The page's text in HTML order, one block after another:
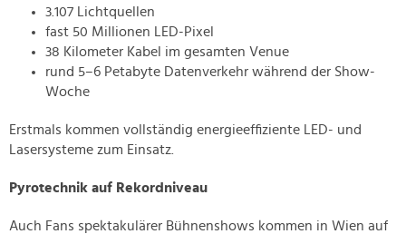
3.107 Lichtquellen
fast 50 Millionen LED-Pixel
38 Kilometer Kabel im gesamten Venue
rund 5–6 Petabyte Datenverkehr während der Show-
Woche
Erstmals kommen vollständig energieeffiziente LED- und
Lasersysteme zum Einsatz.
Pyrotechnik auf Rekordniveau
Auch Fans spektakulärer Bühnenshows kommen in Wien auf